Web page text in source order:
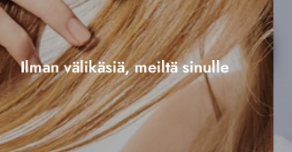
Ilman välikäsiä, meiltä sinulle